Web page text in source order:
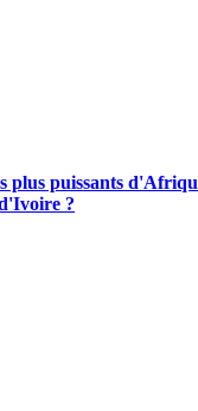
plus puissants
?